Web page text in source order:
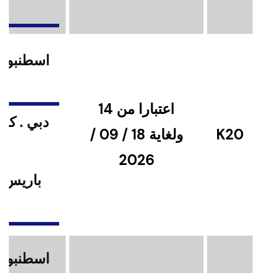
K20
اعتبارا من 14
ولغاية 18 / 09 /
2026
دبي .
باريس